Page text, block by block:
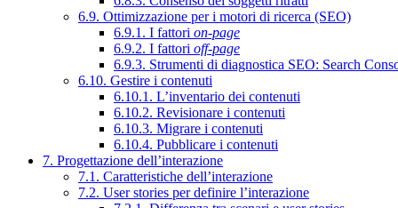
6.9. Ottimizzazione per i motori di ricerca (SEO)
6.9.1. I fattori on-page
6.9.2. I fattori off-page
6.9.3. Strumenti di diagnostica SEO: Search
6.10. Gestire i contenuti
6.10.1. L’inventario dei contenuti
6.10.2. Revisionare i contenuti
6.10.3. Migrare i contenuti
6.10.4. Pubblicare i contenuti
7. Progettazione dell’interazione
7.1. Caratteristiche dell’interazione
7.2. User stories per definire l’interazione